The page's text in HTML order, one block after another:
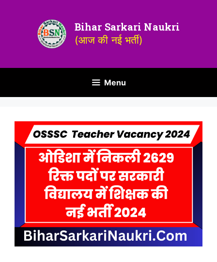
Bihar Sarkari Naukri
(आज की नई भर्ती)
Menu